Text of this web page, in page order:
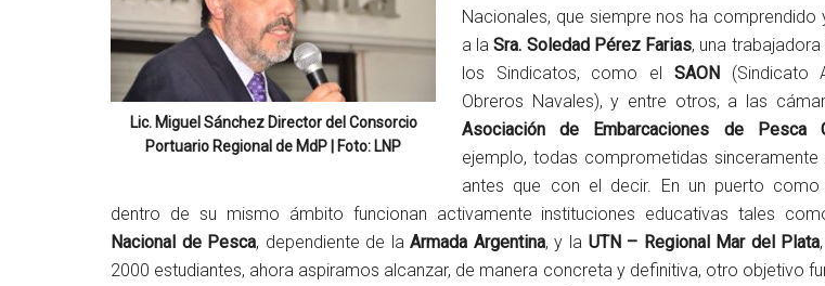
Lic. Miguel Sánchez Director del Consorcio
Portuario Regional de MdP | Foto: LNP
Nacionales, que siempre nos ha comprendido
a laSra. Soledad Pérez Farias, una trabajadora
los Sindicatos, como el SAON (Sindicato
Obreros Navales), y entre otros, a las
Asociación de Embarcaciones de Pesca
ejemplo, todas comprometidas
antes que con el decir. En un puerto como
dentro de su mismo ámbito funcionan activamente instituciones educativas tales
Nacional de Pesca, dependiente de laArmada Argentina, y la UTN – Regional Mar del Plata
2000 estudiantes, ahora aspiramos alcanzar, de manera concreta y definitiva, otro objetivo